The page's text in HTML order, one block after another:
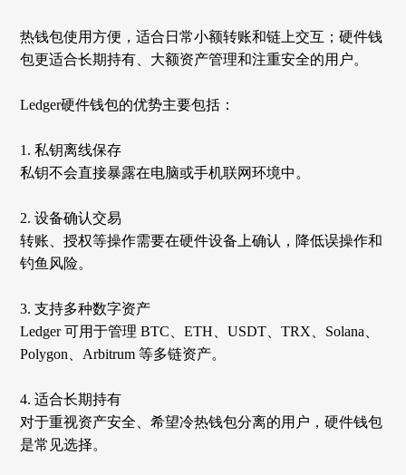
热钱包使用方便，适合日常小额转账和链上交互；硬件钱
包更适合长期持有、大额资产管理和注重安全的用户。
Ledger硬件钱包的优势主要包括：
1. 私钥离线保存
私钥不会直接暴露在电脑或手机联网环境中。
2. 设备确认交易
转账、授权等操作需要在硬件设备上确认，降低误操作和
钓鱼风险。
3. 支持多种数字资产
Ledger 可用于管理 BTC、ETH、USDT、TRX、Solana、
Polygon、Arbitrum 等多链资产。
4. 适合长期持有
对于重视资产安全、希望冷热钱包分离的用户，硬件钱包
是常见选择。